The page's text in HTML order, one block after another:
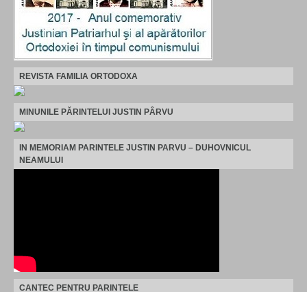
REVISTA FAMILIA ORTODOXA
MINUNILE PĂRINTELUI JUSTIN PÂRVU
IN MEMORIAM PARINTELE JUSTIN PARVU – DUHOVNICUL
NEAMULUI
CANTEC PENTRU PARINTELE